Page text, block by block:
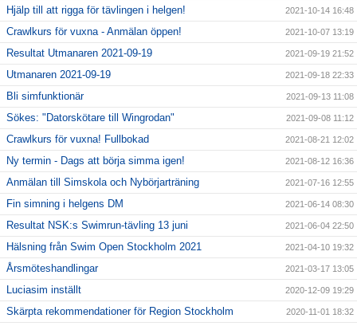
Hjälp till att rigga för tävlingen i helgen! 2021-10-14 16:48
Crawlkurs för vuxna - Anmälan öppen! 2021-10-07 13:19
Resultat Utmanaren 2021-09-19 2021-09-19 21:52
Utmanaren 2021-09-19 2021-09-18 22:33
Bli simfunktionär 2021-09-13 11:08
Sökes: "Datorskötare till Wingrodan" 2021-09-08 11:12
Crawlkurs för vuxna! Fullbokad 2021-08-21 12:02
Ny termin - Dags att börja simma igen! 2021-08-12 16:36
Anmälan till Simskola och Nybörjarträning 2021-07-16 12:55
Fin simning i helgens DM 2021-06-14 08:30
Resultat NSK:s Swimrun-tävling 13 juni 2021-06-04 22:50
Hälsning från Swim Open Stockholm 2021 2021-04-10 19:32
Årsmöteshandlingar 2021-03-17 13:05
Luciasim inställt 2020-12-09 19:29
Skärpta rekommendationer för Region Stockholm 2020-11-01 18:32